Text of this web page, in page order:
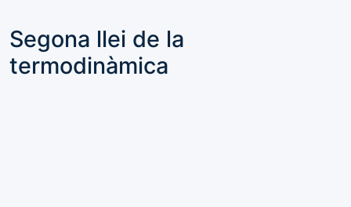
Segona llei de la
termodinàmica